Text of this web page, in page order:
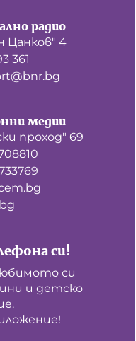
радио
Цанков" 4
361
си!
си
и детско
медии
проход" 69